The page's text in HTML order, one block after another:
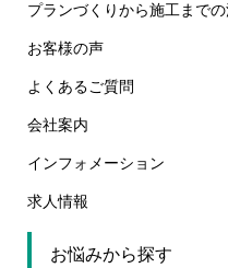
プランづくりから施工まで
お客様の声
よくあるご質問
会社案内
インフォメーション
求人情報
お悩みから探す